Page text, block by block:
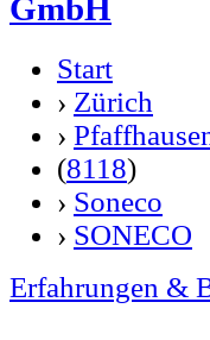
GmbH
Start
› Zürich
›
(8118)
› Soneco
› SONECO
Erfahrungen &